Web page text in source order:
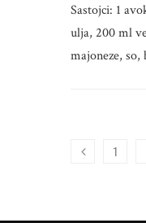
Sastojci: 1
ulja, 200 ml
majoneze,
1